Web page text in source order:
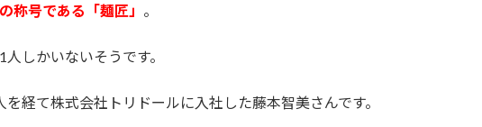
称号である「麺匠」 。
しかいないそうです。
経て株式会社トリドールに入社した藤本智美さんです。